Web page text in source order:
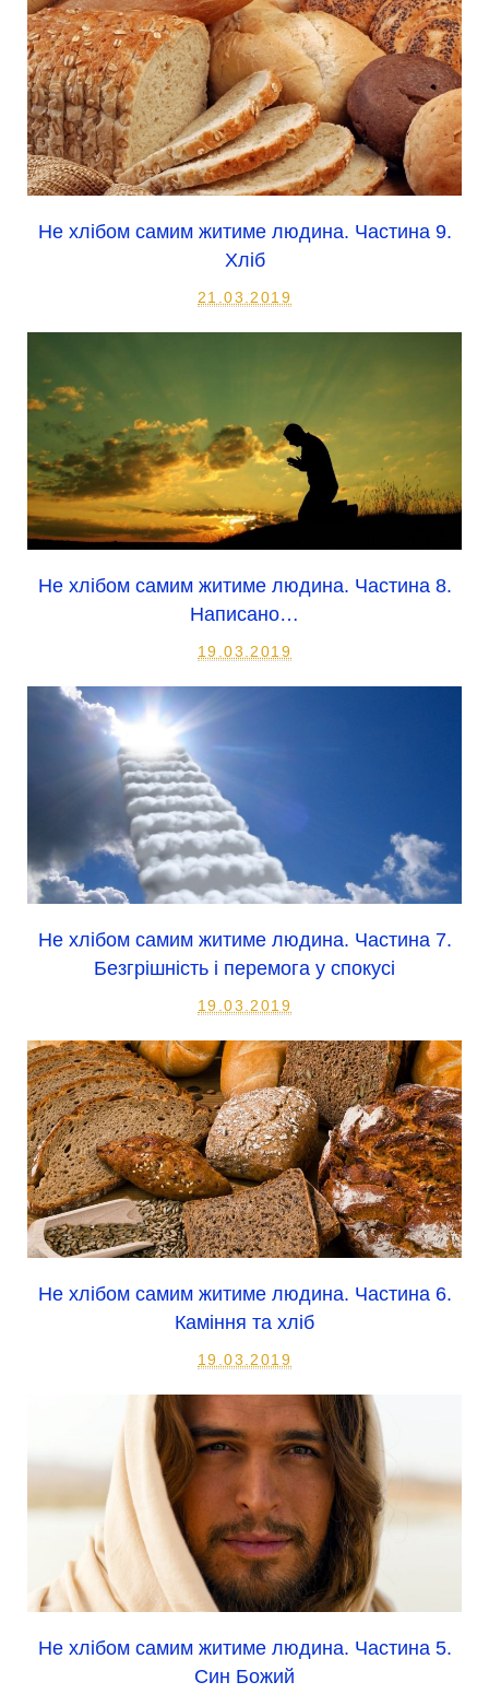
Не хлібом самим житиме людина. Частина 9.
Хліб
21.03.2019
Не хлібом самим житиме людина. Частина 8.
Написано…
19.03.2019
Не хлібом самим житиме людина. Частина 7.
Безгрішність і перемога у спокусі
19.03.2019
Не хлібом самим житиме людина. Частина 6.
Каміння та хліб
19.03.2019
Не хлібом самим житиме людина. Частина 5.
Син Божий